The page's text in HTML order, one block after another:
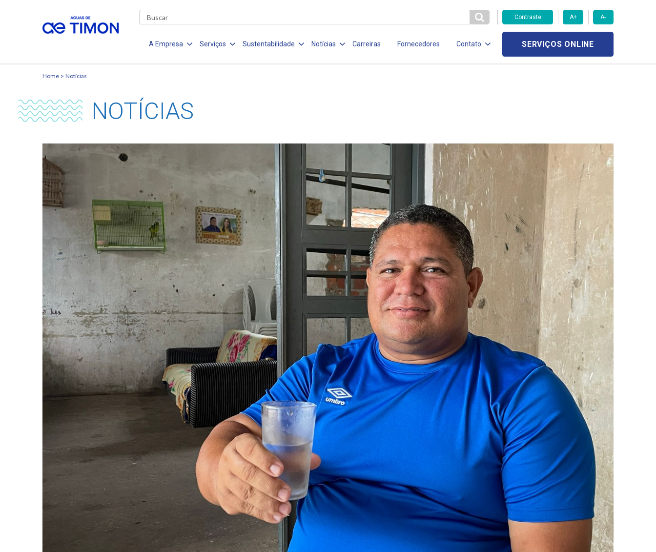
Contraste A+ A-
A Empresa Serviços Sustentabilidade Notícias Carreiras Fornecedores Contato SERVIÇOS ONLINE
Home Notícias
NOTÍCIAS